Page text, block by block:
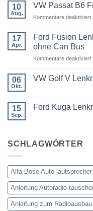
zu
3er
Radio
Tausch
1
DIN
DIN
10
Aug.
VW Passat B6
Kommentare deaktiviert
17
Apr.
Ford Fusion
ohne Can Bus
Kommentare deaktiviert
06
Okt.
VW Golf V
VW
15
Sep.
Ford Kuga
Kuga
SCHLAGWÖRTER
Alfa Bose Auto
Anleitung Autoradio
Anleitung zum Radioausbau